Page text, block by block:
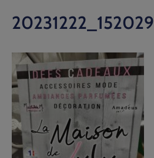
20231222_152029